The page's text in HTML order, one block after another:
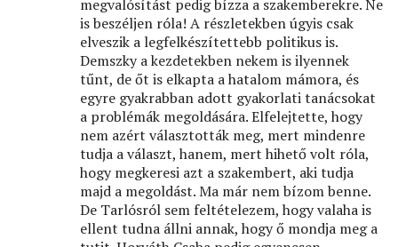
megvalósítást pedig bízza a szakemberekre. Ne
is beszéljen róla! A részletekben úgyis csak
elveszik a legfelkészítettebb politikus is.
Demszky a kezdetekben nekem is ilyennek
tűnt, de őt is elkapta a hatalom mámora, és
egyre gyakrabban adott gyakorlati tanácsokat
a problémák megoldására. Elfelejtette, hogy
nem azért választották meg, mert mindenre
tudja a választ, hanem, mert hihető volt róla,
hogy megkeresi azt a szakembert, aki tudja
majd a megoldást. Ma már nem bízom benne.
De Tarlósról sem feltételezem, hogy valaha is
ellent tudna állni annak, hogy ő mondja meg a